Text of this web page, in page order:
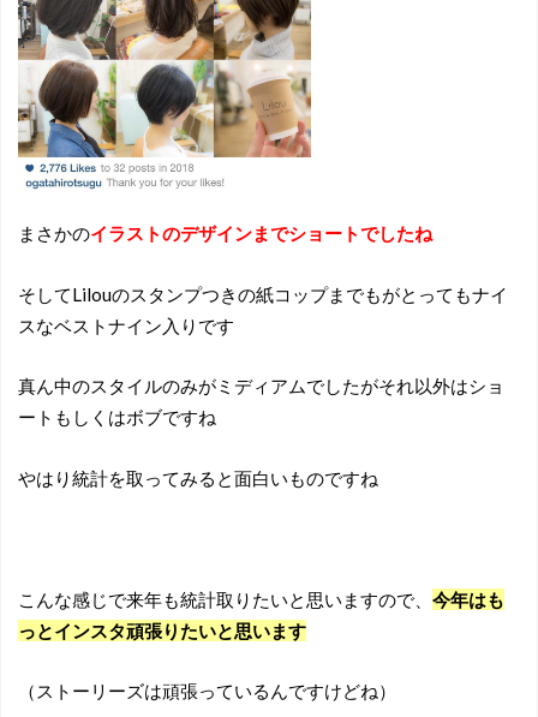
まさかのイラストのデザインまでショートでしたね
そしてLilouのスタンプつきの紙コップまでもがとってもナイ
スなベストナイン入りです
真ん中のスタイルのみがミディアムでしたがそれ以外はショ
ートもしくはボブですね
やはり統計を取ってみると面白いものですね
こんな感じで来年も統計取りたいと思いますので、 今年はも
っとインスタ頑張りたいと思います
（ストーリーズは頑張っているんですけどね）